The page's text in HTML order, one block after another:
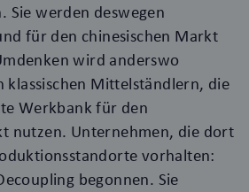
Sie werden deswegen
für den chinesischen Markt
wird anderswo
klassischen Mittelständlern, die
Werkbank für den
nutzen. Unternehmen, die dort
vorhalten:
begonnen. Sie